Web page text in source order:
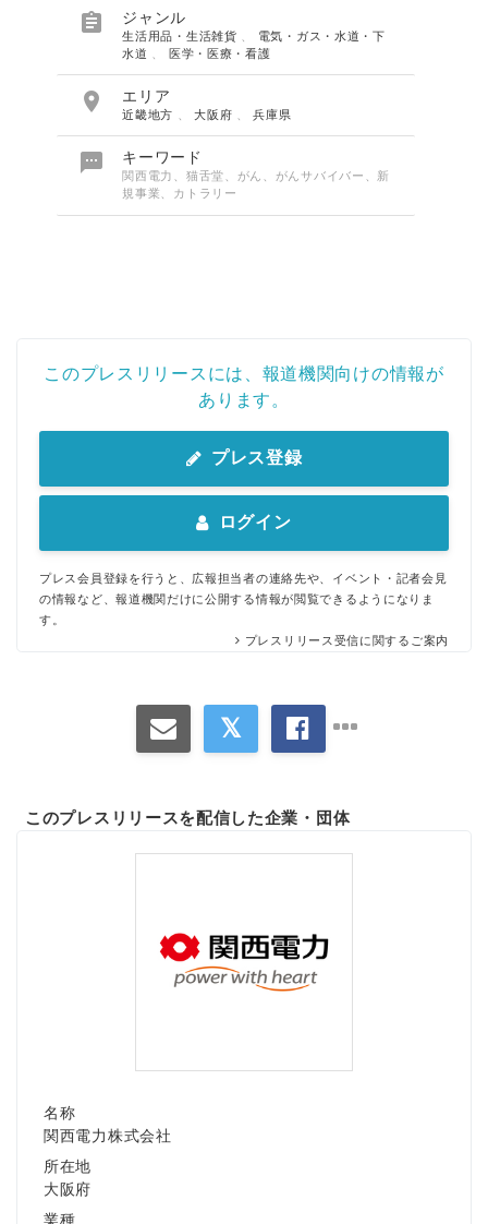
 ジャンル
生活用品・生活雑貨
電気・ガス・水道・下
水道
医学・医療・看護
 エリア
近畿地方 、大阪府 、兵庫県
 キーワード
関西電力、猫舌堂、がん、がんサバイバー、新
規事業、カトラリー
このプレスリリースには、報道機関向けの情報が
あります。
プレス登録
ログイン
プレス会員登録を行うと、広報担当者の連絡先や、イベント・記者会見
の情報など、報道機関だけに公開する情報が閲覧できるようになりま
す。
プレスリリース受信に関するご案内
このプレスリリースを配信した企業・団体
名称
関西電力株式会社
所在地
大阪府
業種